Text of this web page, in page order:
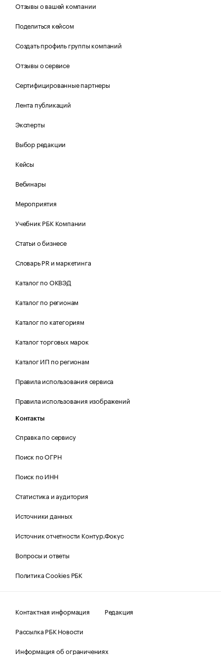
Отзывы о вашей компании
Поделиться кейсом
Создать профиль группы компаний
Отзывы о сервисе
Сертифицированные партнеры
Лента публикаций
Эксперты
Выбор редакции
Кейсы
Вебинары
Мероприятия
Учебник РБК Компании
Статьи о бизнесе
Словарь PR и маркетинга
Каталог по ОКВЭД
Каталог по регионам
Каталог по категориям
Каталог торговых марок
Каталог ИП по регионам
Правила использования сервиса
Правила использования изображений
Контакты
Справка по сервису
Поиск по ОГРН
Поиск по ИНН
Статистика и аудитория
Источники данных
Источник отчетности Контур.Фокус
Вопросы и ответы
Политика Cookies РБК
Контактная информация
Редакция
Рассылка РБК Новости
Информация об ограничениях